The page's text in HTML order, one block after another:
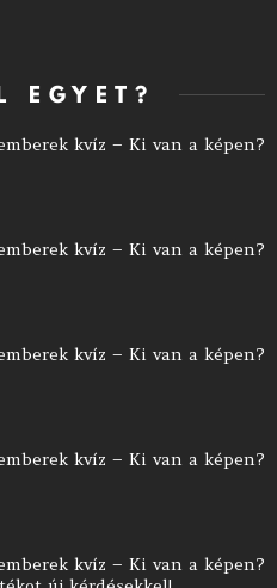
EGYET?
kvíz – Ki van a képen?
kvíz – Ki van a képen?
kvíz – Ki van a képen?
kvíz – Ki van a képen?
kvíz – Ki van a képen?